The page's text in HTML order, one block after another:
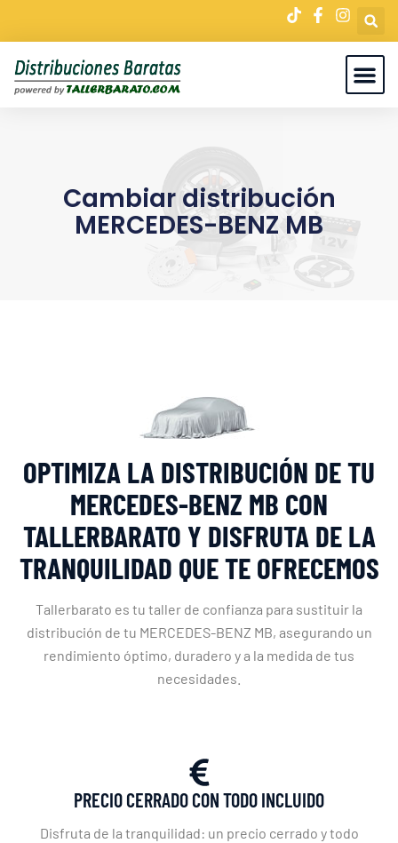
Cambiar distribución
MERCEDES-BENZ MB
OPTIMIZA LA DISTRIBUCIÓN DE TU
MERCEDES-BENZ MB CON
TALLERBARATO Y DISFRUTA DE LA
TRANQUILIDAD QUE TE OFRECEMOS
Tallerbarato es tu taller de confianza para sustituir la
distribución de tu MERCEDES-BENZ MB, asegurando un
rendimiento óptimo, duradero y a la medida de tus
necesidades.
PRECIO CERRADO CON TODO INCLUIDO
Disfruta de la tranquilidad: un precio cerrado y todo